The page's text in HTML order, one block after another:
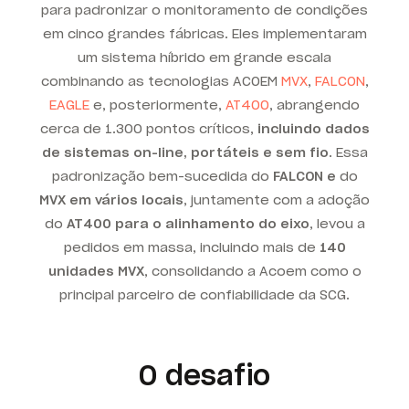
para padronizar o monitoramento de condições
em cinco grandes fábricas. Eles implementaram
um sistema híbrido em grande escala
combinando as tecnologias ACOEM MVX, FALCON,
EAGLE e, posteriormente, AT400, abrangendo
cerca de 1.300 pontos críticos, incluindo dados
de sistemas on-line, portáteis e sem fio. Essa
padronização bem-sucedida do FALCON e do
MVX em vários locais, juntamente com a adoção
do AT400 para o alinhamento do eixo, levou a
pedidos em massa, incluindo mais de 140
unidades MVX, consolidando a Acoem como o
principal parceiro de confiabilidade da SCG.
O desafio